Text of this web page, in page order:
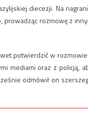
diecezji. Na
prowadząc rozmowę z
potwierdzić w
mediami oraz z policją,
odmówił on